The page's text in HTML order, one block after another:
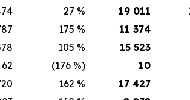
27 % 19 011
175 % 11 374 4
105 % 15 523
(176 %) 10
162 % 17 427 3